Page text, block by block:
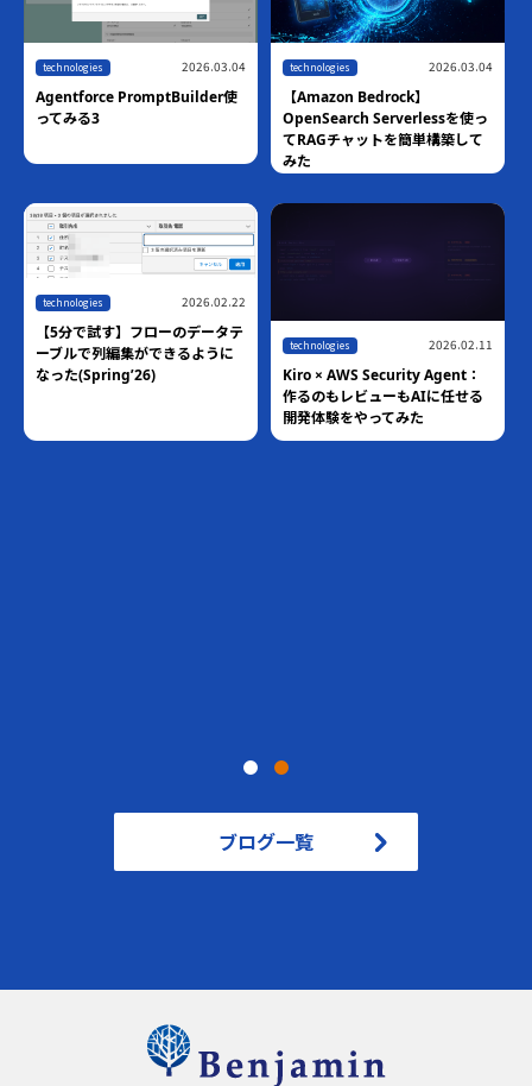
technologies 2026.03.04
Agentforce PromptBuilder使
ってみる3
technologies 2026.03.04
【Amazon Bedrock】
OpenSearch Serverlessを使っ
てRAGチャットを簡単構築して
みた
technologies 2026.02.22
【5分で試す】フローのデータテ
ーブルで列編集ができるように
なった(Spring’26)
technologies 2026.02.11
Kiro × AWS Security Agent：
作るのもレビューもAIに任せる
開発体験をやってみた
ブログ一覧